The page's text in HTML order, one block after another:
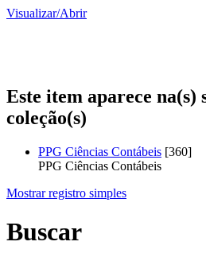
Visualizar/Abrir
Este item aparece na(s)
coleção(s)
PPG Ciências Contábeis [360]
PPG Ciências Contábeis
Mostrar registro simples
Buscar